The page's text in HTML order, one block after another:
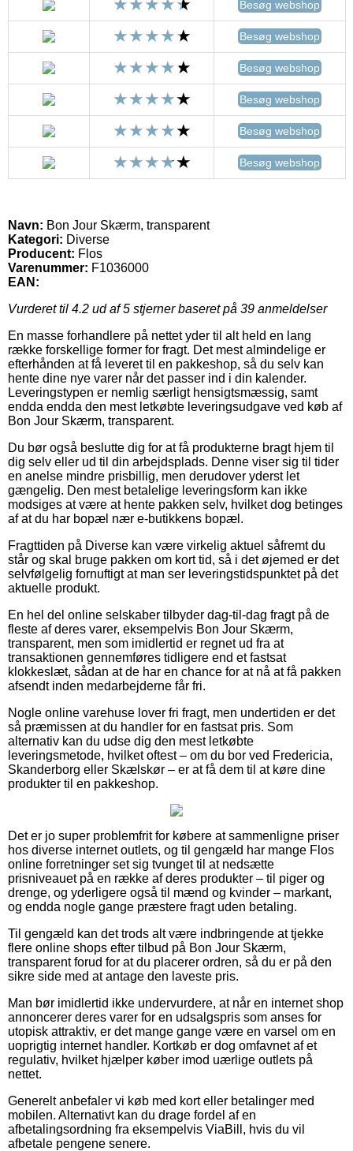
Besøg webshop
Besøg webshop
Besøg webshop
Besøg webshop
Besøg webshop
Besøg webshop
Navn: Bon Jour Skærm, transparent
Kategori: Diverse
Producent: Flos
Varenummer: F1036000
EAN:
Vurderet til 4.2 ud af 5 stjerner baseret på 39 anmeldelser
En masse forhandlere på nettet yder til alt held en lang
række forskellige former for fragt. Det mest almindelige er
efterhånden at få leveret til en pakkeshop, så du selv kan
hente dine nye varer når det passer ind i din kalender.
Leveringstypen er nemlig særligt hensigtsmæssig, samt
endda endda den mest letkøbte leveringsudgave ved køb af
Bon Jour Skærm, transparent.
Du bør også beslutte dig for at få produkterne bragt hjem til
dig selv eller ud til din arbejdsplads. Denne viser sig til tider
en anelse mindre prisbillig, men derudover yderst let
gængelig. Den mest betalelige leveringsform kan ikke
modsiges at være at hente pakken selv, hvilket dog betinges
af at du har bopæl nær e-butikkens bopæl.
Fragttiden på Diverse kan være virkelig aktuel såfremt du
står og skal bruge pakken om kort tid, så i det øjemed er det
selvfølgelig fornuftigt at man ser leveringstidspunktet på det
aktuelle produkt.
En hel del online selskaber tilbyder dag-til-dag fragt på de
fleste af deres varer, eksempelvis Bon Jour Skærm,
transparent, men som imidlertid er regnet ud fra at
transaktionen gennemføres tidligere end et fastsat
klokkeslæt, sådan at de har en chance for at nå at få pakken
afsendt inden medarbejderne får fri.
Nogle online varehuse lover fri fragt, men undertiden er det
så præmissen at du handler for en fastsat pris. Som
alternativ kan du udse dig den mest letkøbte
leveringsmetode, hvilket oftest – om du bor ved Fredericia,
Skanderborg eller Skælskør – er at få dem til at køre dine
produkter til en pakkeshop.
Det er jo super problemfrit for købere at sammenligne priser
hos diverse internet outlets, og til gengæld har mange Flos
online forretninger set sig tvunget til at nedsætte
prisniveauet på en række af deres produkter – til piger og
drenge, og yderligere også til mænd og kvinder – markant,
og endda nogle gange præstere fragt uden betaling.
Til gengæld kan det trods alt være indbringende at tjekke
flere online shops efter tilbud på Bon Jour Skærm,
transparent forud for at du placerer ordren, så du er på den
sikre side med at antage den laveste pris.
Man bør imidlertid ikke undervurdere, at når en internet shop
annoncerer deres varer for en udsalgspris som anses for
utopisk attraktiv, er det mange gange være en varsel om en
uoprigtig internet handler. Kortkøb er dog omfavnet af et
regulativ, hvilket hjælper køber imod uærlige outlets på
nettet.
Generelt anbefaler vi køb med kort eller betalinger med
mobilen. Alternativt kan du drage fordel af en
afbetalingsordning fra eksempelvis ViaBill, hvis du vil
afbetale pengene senere.